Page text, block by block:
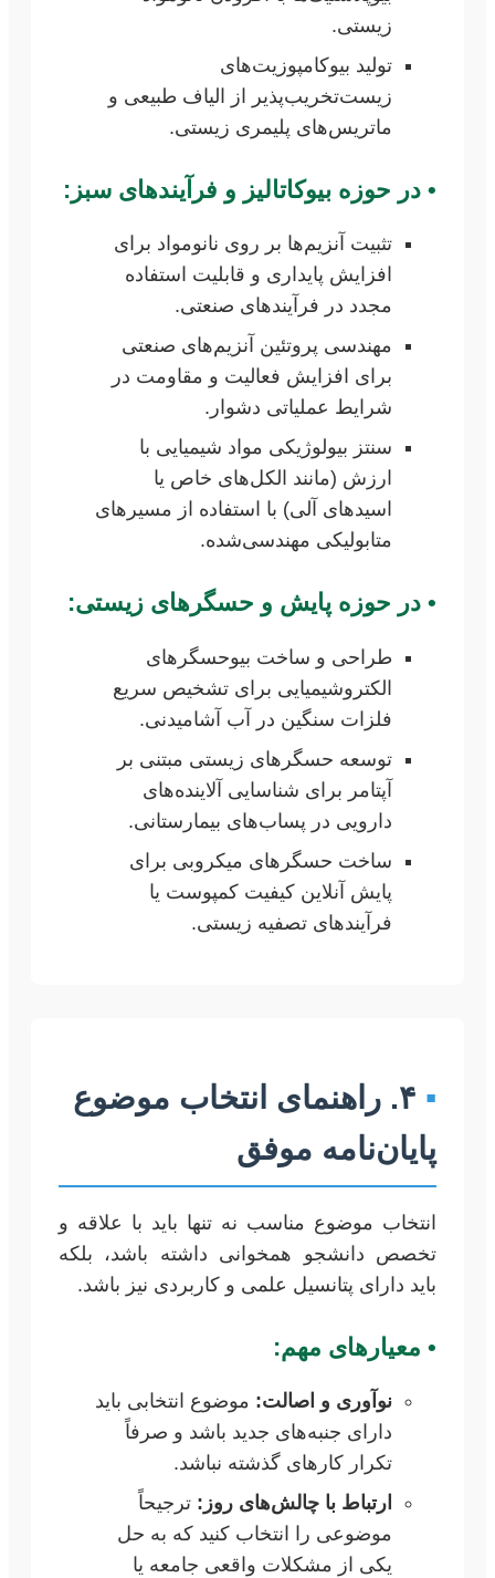
زیستی.
تولید بیوکامپوزیت‌های
زیست‌تخریب‌پذیر از الیاف طبیعی و
ماتریس‌های پلیمری زیستی.
• در حوزه بیوکاتالیز و فرآیندهای سبز:
تثبیت آنزیم‌ها بر روی نانومواد برای
افزایش پایداری و قابلیت استفاده
مجدد در فرآیندهای صنعتی.
مهندسی پروتئین آنزیم‌های صنعتی
برای افزایش فعالیت و مقاومت در
شرایط عملیاتی دشوار.
سنتز بیولوژیکی مواد شیمیایی با
ارزش (مانند الکل‌های خاص یا
اسیدهای آلی) با استفاده از مسیرهای
متابولیکی مهندسی‌شده.
• در حوزه پایش و حسگرهای زیستی:
طراحی و ساخت بیوحسگرهای
الکتروشیمیایی برای تشخیص سریع
فلزات سنگین در آب آشامیدنی.
توسعه حسگرهای زیستی مبتنی بر
آپتامر برای شناسایی آلاینده‌های
دارویی در پساب‌های بیمارستانی.
ساخت حسگرهای میکروبی برای
پایش آنلاین کیفیت کمپوست یا
فرآیندهای تصفیه زیستی.
▪
۴. راهنمای انتخاب موضوع
پایان‌نامه موفق
انتخاب موضوع مناسب نه تنها باید با علاقه و
تخصص دانشجو همخوانی داشته باشد، بلکه
باید دارای پتانسیل علمی و کاربردی نیز باشد.
• معیارهای مهم:
نوآوری و اصالت: موضوع انتخابی باید
دارای جنبه‌های جدید باشد و صرفاً
تکرار کارهای گذشته نباشد.
ارتباط با چالش‌های روز: ترجیحاً
موضوعی را انتخاب کنید که به حل
یکی از مشکلات واقعی جامعه یا